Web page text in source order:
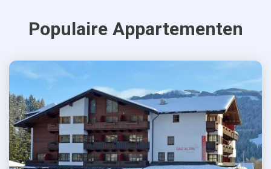
Populaire Appartementen